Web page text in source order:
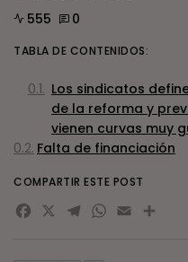
555 0
TABLA DE CONTENIDOS:
Los sindicatos
de la reforma y
vienen curvas muy
Falta de financiación
COMPARTIR ESTE POST
Facebook
X Telegram
Email